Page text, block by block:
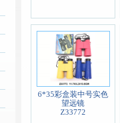
6*35彩盒装中号实色
望远镜
Z33772